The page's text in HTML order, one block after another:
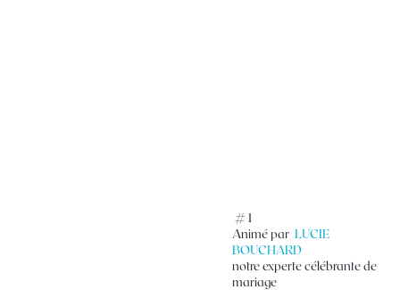
# 1
Animé par LUCIE
BOUCHARD
notre experte célébrante de
mariage